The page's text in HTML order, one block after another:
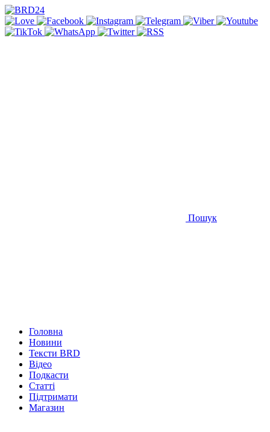
Пошук
Головна
Новини
Тексти BRD
Відео
Подкасти
Статті
Підтримати
Магазин